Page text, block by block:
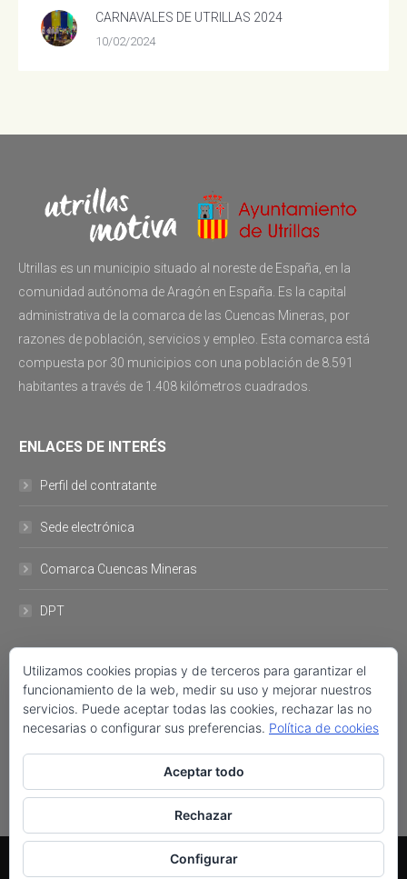
CARNAVALES DE UTRILLAS 2024
10/02/2024
Utrillas es un municipio situado al noreste de España, en la
comunidad autónoma de Aragón en España. Es la capital
administrativa de la comarca de las Cuencas Mineras, por
razones de población, servicios y empleo. Esta comarca está
compuesta por 30 municipios con una población de 8.591
habitantes a través de 1.408 kilómetros cuadrados.
ENLACES DE INTERÉS
Perfil del contratante
Sede electrónica
Comarca Cuencas Mineras
DPT
DATOS DE CONTACTO
Plaza del Ayuntamiento, 11 44760- Utrillas +34 978 757 001 FAX:
+34 978 758 222 ayuntamiento@utrillas.org
AYUNTAMIENTO DE UTRILLAS © | 2017
Utilizamos cookies propias y de terceros para garantizar el
funcionamiento de la web, medir su uso y mejorar nuestros
servicios. Puede aceptar todas las cookies, rechazar las no
necesarias o configurar sus preferencias. Política de cookies
Aceptar todo
Rechazar
Configurar